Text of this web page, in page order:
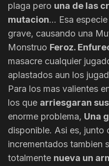
plaga pero una de las
mutacion... Esa
grave, causando una
Monstruo Feroz.
masacre cualquier
aplastados aun los
Para los mas valientes
los que arriesgaran
enorme problema, Una
disponible. Asi es, junto
incrementados tambien
totalmente nueva un